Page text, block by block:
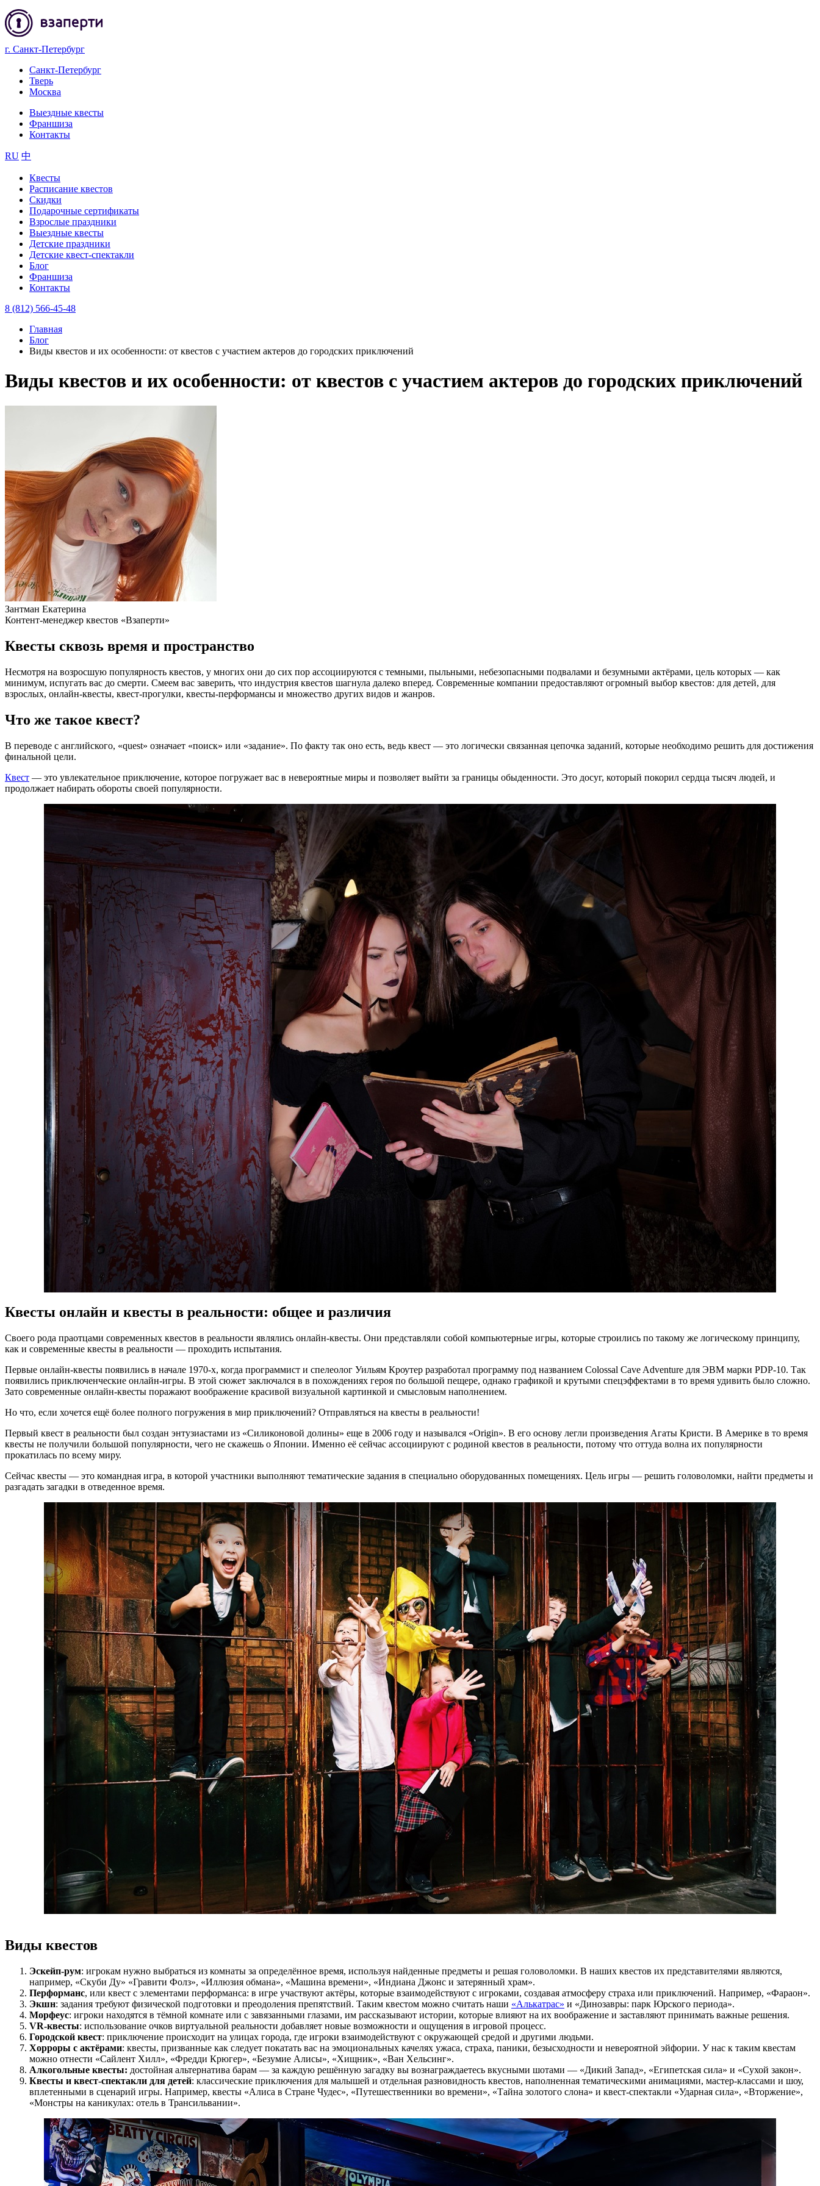
г. Санкт-Петербург
Санкт-Петербург
Тверь
Москва
Выездные квесты
Франшиза
Контакты
RU 中
Квесты
Расписание квестов
Скидки
Подарочные сертификаты
Взрослые праздники
Выездные квесты
Детские праздники
Детские квест-спектакли
Блог
Франшиза
Контакты
8 (812) 566-45-48
Главная
Блог
Виды квестов и их особенности: от квестов с участием актеров до городских приключений
Виды квестов и их особенности: от квестов с участием актеров до городских приключений
Зантман Екатерина
Контент-менеджер квестов «Взаперти»
Квесты сквозь время и пространство
Несмотря на возросшую популярность квестов, у многих они до сих пор ассоциируются с темными, пыльными, небезопасными подвалами и безумными актёрами, цель которых — как
минимум, испугать вас до смерти. Смеем вас заверить, что индустрия квестов шагнула далеко вперед. Современные компании предоставляют огромный выбор квестов: для детей, для
взрослых, онлайн-квесты, квест-прогулки, квесты-перформансы и множество других видов и жанров.
Что же такое квест?
В переводе с английского, «quest» означает «поиск» или «задание». По факту так оно есть, ведь квест — это логически связанная цепочка заданий, которые необходимо решить для достижения
финальной цели.
Квест — это увлекательное приключение, которое погружает вас в невероятные миры и позволяет выйти за границы обыденности. Это досуг, который покорил сердца тысяч людей, и
продолжает набирать обороты своей популярности.
Квесты онлайн и квесты в реальности: общее и различия
Своего рода праотцами современных квестов в реальности являлись онлайн-квесты. Они представляли собой компьютерные игры, которые строились по такому же логическому принципу,
как и современные квесты в реальности — проходить испытания.
Первые онлайн-квесты появились в начале 1970-х, когда программист и спелеолог Уильям Кроутер разработал программу под названием Colossal Cave Adventure для ЭВМ марки PDP-10. Так
появились приключенческие онлайн-игры. В этой сюжет заключался в в похождениях героя по большой пещере, однако графикой и крутыми спецэффектами в то время удивить было сложно.
Зато современные онлайн-квесты поражают воображение красивой визуальной картинкой и смысловым наполнением.
Но что, если хочется ещё более полного погружения в мир приключений? Отправляться на квесты в реальности!
Первый квест в реальности был создан энтузиастами из «Силиконовой долины» еще в 2006 году и назывался «Origin». В его основу легли произведения Агаты Кристи. В Америке в то время
квесты не получили большой популярности, чего не скажешь о Японии. Именно её сейчас ассоциируют с родиной квестов в реальности, потому что оттуда волна их популярности
прокатилась по всему миру.
Сейчас квесты — это командная игра, в которой участники выполняют тематические задания в специально оборудованных помещениях. Цель игры — решить головоломки, найти предметы и
разгадать загадки в отведенное время.
Виды квестов
Эскейп-рум: игрокам нужно выбраться из комнаты за определённое время, используя найденные предметы и решая головоломки. В наших квестов их представителями являются,
например, «Скуби Ду» «Гравити Фолз», «Иллюзия обмана», «Машина времени», «Индиана Джонс и затерянный храм».
Перформанс, или квест с элементами перформанса: в игре участвуют актёры, которые взаимодействуют с игроками, создавая атмосферу страха или приключений. Например, «Фараон».
Экшн: задания требуют физической подготовки и преодоления препятствий. Таким квестом можно считать наши «Алькатрас» и «Динозавры: парк Юрского периода».
Морфеус: игроки находятся в тёмной комнате или с завязанными глазами, им рассказывают истории, которые влияют на их воображение и заставляют принимать важные решения.
VR-квесты: использование очков виртуальной реальности добавляет новые возможности и ощущения в игровой процесс.
Городской квест: приключение происходит на улицах города, где игроки взаимодействуют с окружающей средой и другими людьми.
Хорроры с актёрами: квесты, призванные как следует покатать вас на эмоциональных качелях ужаса, страха, паники, безысходности и невероятной эйфории. У нас к таким квестам
можно отнести «Сайлент Хилл», «Фредди Крюгер», «Безумие Алисы», «Хищник», «Ван Хельсинг».
Алкогольные квесты: достойная альтернатива барам — за каждую решённую загадку вы вознаграждаетесь вкусными шотами — «Дикий Запад», «Египетская сила» и «Сухой закон».
Квесты и квест-спектакли для детей: классические приключения для малышей и отдельная разновидность квестов, наполненная тематическими анимациями, мастер-классами и шоу,
вплетенными в сценарий игры. Например, квесты «Алиса в Стране Чудес», «Путешественники во времени», «Тайна золотого слона» и квест-спектакли «Ударная сила», «Вторжение»,
«Монстры на каникулах: отель в Трансильвании».